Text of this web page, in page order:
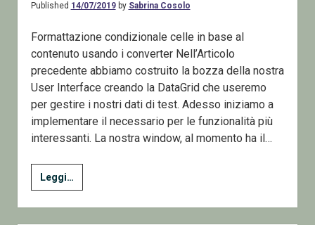
Published 14/07/2019by Sabrina Cosolo
Formattazione condizionale celle in base al
contenuto usando i converter Nell’Articolo
precedente abbiamo costruito la bozza della nostra
User Interface creando la DataGrid che useremo
per gestire i nostri dati di test. Adesso iniziamo a
implementare il necessario per le funzionalità più
interessanti. La nostra window, al momento ha il…
Leggi…Datagrid
WPF
standard